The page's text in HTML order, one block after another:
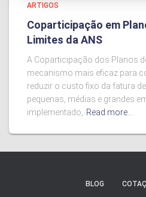
ARTIGOS
Coparticipação em
Limites da ANS
A Coparticipação dos Planos
mecanismo mais eficaz para
reduzir o custo fixo da fatura
pequenas, médias e grandes
implementado, Read more…
BLOG